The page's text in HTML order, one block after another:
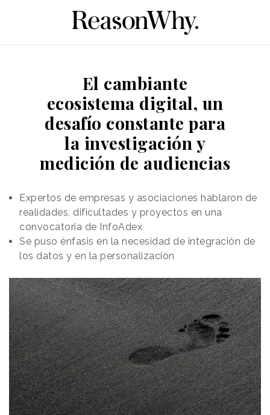
El cambiante
ecosistema digital, un
desafío constante para
la investigación y
medición de audiencias
Expertos de empresas y asociaciones hablaron de
realidades, dificultades y proyectos en una
convocatoria de InfoAdex
Se puso énfasis en la necesidad de integración de
los datos y en la personalización